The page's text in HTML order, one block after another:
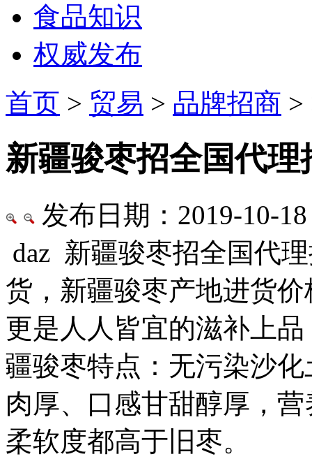
食品知识
权威发布
首页 > 贸易 > 品牌招商 >
新疆骏枣招全国代理
发布日期：2019-10-
daz 新疆骏枣招全国代
货，新疆骏枣产地进货
更是人人皆宜的滋补上
疆骏枣特点：无污染沙
肉厚、口感甘甜醇厚，
柔软度都高于旧枣。